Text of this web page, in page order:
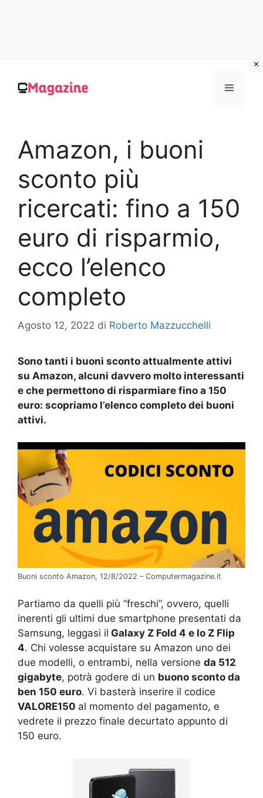
contenuto
MENU
Amazon, i buoni
sconto più
ricercati: fino a 150
euro di risparmio,
ecco l’elenco
completo
Agosto 12, 2022 di Roberto Mazzucchelli
Sono tanti i buoni sconto attualmente attivi
su Amazon, alcuni davvero molto interessanti
e che permettono di risparmiare fino a 150
euro: scopriamo l’elenco completo dei buoni
attivi.
Buoni sconto Amazon, 12/8/2022 – Computermagazine.it
Partiamo da quelli più “freschi”, ovvero, quelli
inerenti gli ultimi due smartphone presentati da
Samsung, leggasi il Galaxy Z Fold 4 e lo Z Flip
4. Chi volesse acquistare su Amazon uno dei
due modelli, o entrambi, nella versione da 512
gigabyte, potrà godere di un buono sconto da
ben 150 euro. Vi basterà inserire il codice
VALORE150 al momento del pagamento, e
vedrete il prezzo finale decurtato appunto di
150 euro.